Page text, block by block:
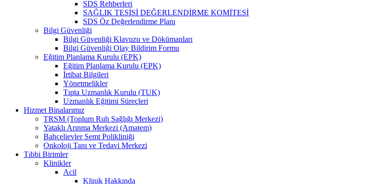
SDS Rehberleri
SAĞLIK TESİSİ DEĞERLENDİRME KOMİTESİ
SDS Öz Değerlendirme Planı
Bilgi Güvenliği
Bilgi Güvenliği Klavuzu ve Dökümanları
Bilgi Güvenliği Olay Bildirim Formu
Eğitim Planlama Kurulu (EPK)
Eğitim Planlama Kurulu (EPK)
İrtibat Bilgileri
Yönetmelikler
Tıpta Uzmanlık Kurulu (TUK)
Uzmanlık Eğitimi Süreçleri
Hizmet Binalarımız
TRSM (Toplum Ruh Sağlığı Merkezi)
Yataklı Arınma Merkezi (Amatem)
Bahçelievler Semt Polikliniği
Onkoloji Tanı ve Tedavi Merkezi
Tıbbi Birimler
Klinikler
Acil
Klinik Hakkında